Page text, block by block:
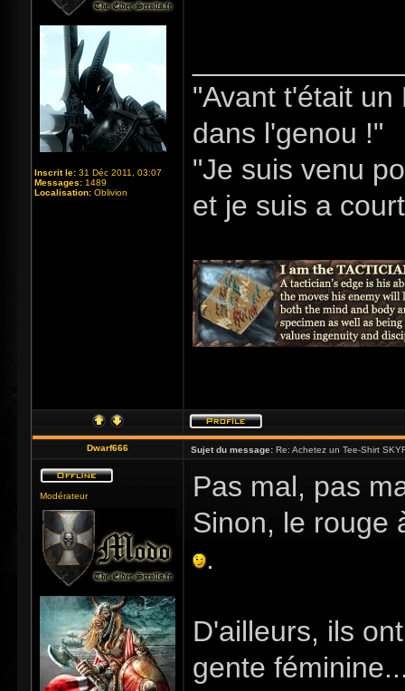
Inscrit le: 31 Déc 2011, 03:07
Messages: 1489
Localisation: Oblivion
"Avant t'était
dans l'genou !"
"Je suis venu
et je suis a
Dwarf666 Sujet du message: Re: Achetez un Tee-Shirt
Modérateur
Pas mal, pas
Sinon, le rouge
.
D'ailleurs, ils
gente